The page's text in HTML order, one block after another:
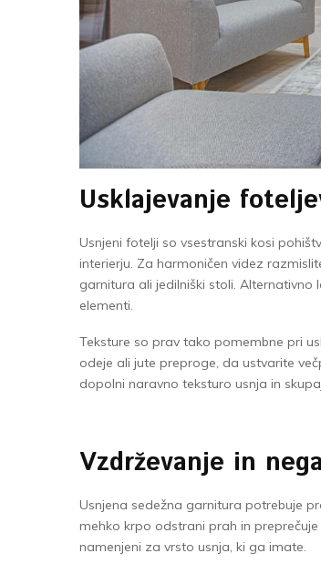
Usklajevanje
Usnjeni fotelji so vsestranski kosi
interierju. Za harmoničen videz
garnitura ali jedilniški stoli.
elementi.
Teksture so prav tako pomembne pri
odeje ali jute preproge, da ustvarite
dopolni naravno teksturo usnja in
Vzdrževanje in
Usnjena sedežna garnitura potrebuje
mehko krpo odstrani prah in
namenjeni za vrsto usnja, ki ga imate.